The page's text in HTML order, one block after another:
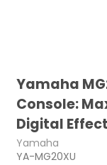
Yamaha
Console:
Digital
Yamaha
YA-MG20XU